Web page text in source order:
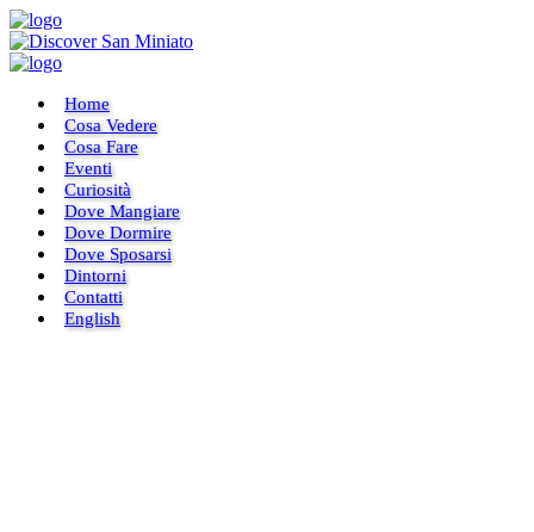
Home
Cosa Vedere
Cosa Fare
Eventi
Curiosità
Dove Mangiare
Dove Dormire
Dove Sposarsi
Dintorni
Contatti
English